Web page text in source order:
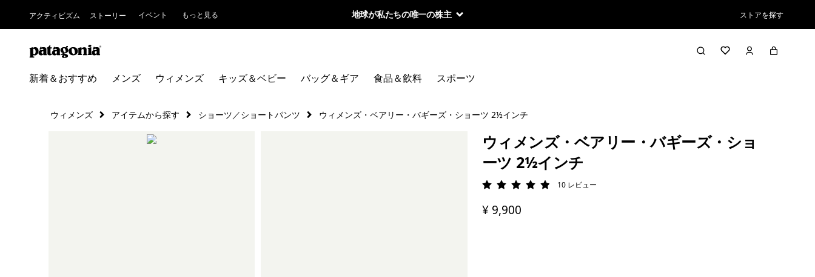
アクティビズム ストーリー イベント もっと見る 地球が私たちの唯一の株主 ストアを探す
新着＆おすすめ メンズ ウィメンズ キッズ＆ベビー バッグ＆ギア 食品＆飲料 スポーツ
ウィメンズ アイテムから探す ショーツ／ショートパンツ ウィメンズ・ベアリー・バギーズ・ショーツ 2½インチ
ウィメンズ・ベアリー・バギーズ・ショ
ーツ 2½インチ
評価: 4.9 / 5
10 レビュー
¥ 9,900